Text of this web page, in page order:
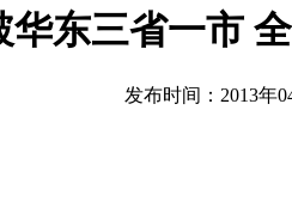
华东三省一市
发布时间：2013年